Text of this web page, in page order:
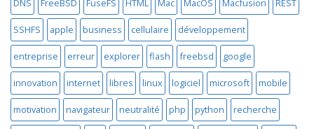
DNS FreeBSD FuseFS HTML Mac MacOS Macfusion REST
SSHFS apple business cellulaire développement
entreprise erreur explorer flash freebsd google
innovation internet libres linux logiciel microsoft mobile
motivation navigateur neutralité php python recherche